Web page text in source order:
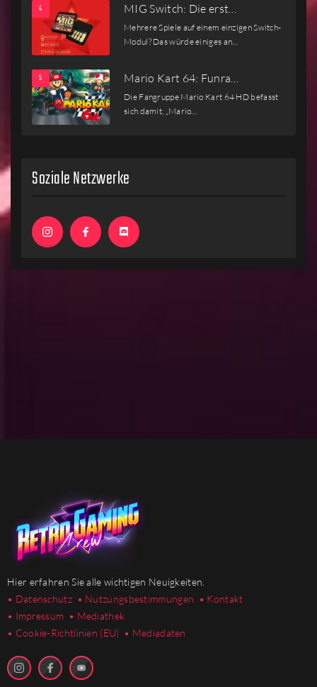
MIG Switch: Die erst…
Mehrere Spiele auf einem einzigen Switch-
Modul? Das würde einiges an…
Mario Kart 64: Funra…
Die Fangruppe Mario Kart 64 HD befasst
sich damit, „Mario…
Soziale Netzwerke
Hier erfahren Sie alle wichtigen Neuigkeiten.
• Datenschutz • Nutzungsbestimmungen • Kontakt
• Impressum • Mediathek
• Cookie-Richtlinien (EU) • Mediadaten